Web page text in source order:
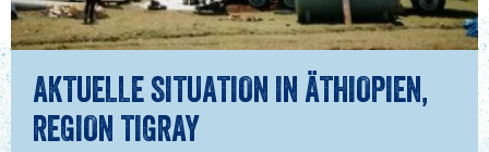
AKTUELLE SITUATION IN ÄTHIOPIEN,
REGION TIGRAY